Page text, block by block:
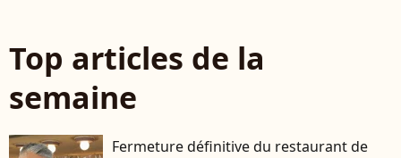
Top articles de la
semaine
Fermeture définitive du restaurant de